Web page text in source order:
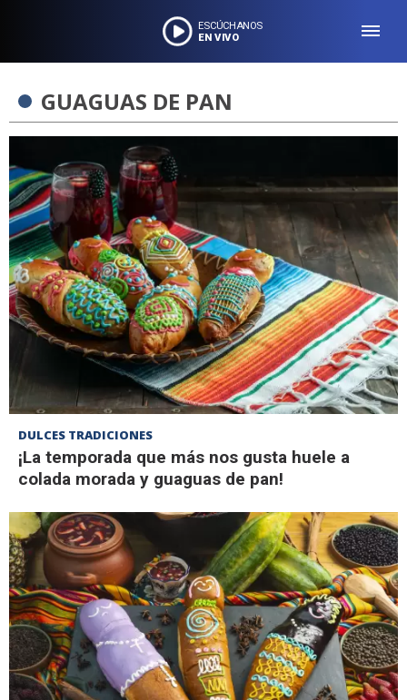
ESCÚCHANOS
EN VIVO
GUAGUAS DE PAN
DULCES TRADICIONES
¡La temporada que más nos gusta huele a
colada morada y guaguas de pan!